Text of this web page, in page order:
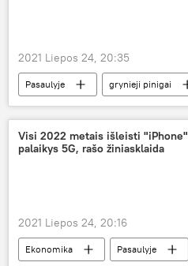
2021 Liepos 24, 20:35
Pasaulyje grynieji pinigai
Visi 2022 metais išleisti "iPhone"
palaikys 5G, rašo žiniasklaida
2021 Liepos 24, 20:16
Ekonomika Pasaulyje